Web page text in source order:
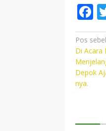
F
e
b
o
pos
Pos
Di Acara
Depok
nya.